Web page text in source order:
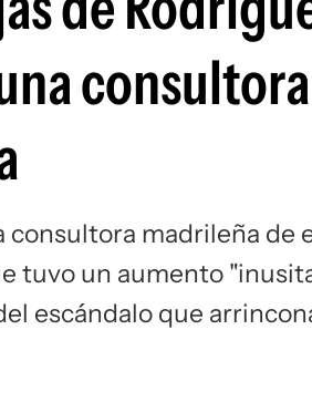
madrileña de
tuvo un aumento
escándalo que